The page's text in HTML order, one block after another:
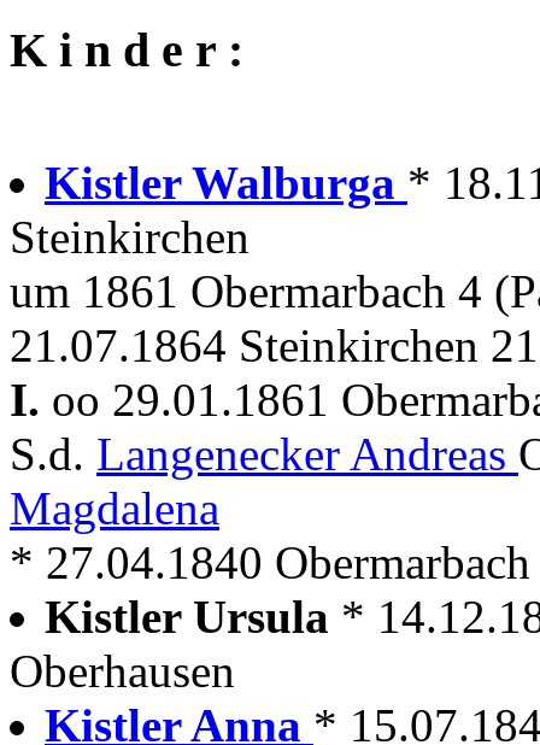
K i n d e r :
Kistler Walburga *
Steinkirchen
um 1861 Obermarbach 4
21.07.1864 Steinkirchen
I. oo 29.01.1861
S.d. Langenecker Andreas
Magdalena
* 27.04.1840
Kistler Ursula *
Oberhausen
Kistler Anna *